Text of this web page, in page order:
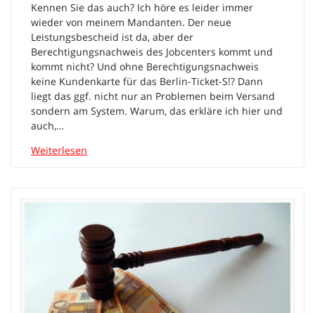
Kennen Sie das auch? Ich höre es leider immer
wieder von meinem Mandanten. Der neue
Leistungsbescheid ist da, aber der
Berechtigungsnachweis des Jobcenters kommt und
kommt nicht? Und ohne Berechtigungsnachweis
keine Kundenkarte für das Berlin-Ticket-S!? Dann
liegt das ggf. nicht nur an Problemen beim Versand
sondern am System. Warum, das erkläre ich hier und
auch,…
Weiterlesen